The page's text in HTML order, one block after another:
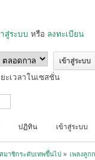
สู่ระบบ หรือ ลงทะเบียน
ะเวลาในเซสชั่น
ปฏิทิน เข้าสู่ระบบ
มาชิกระดับเทพขึ้นไป » เพลงลูก